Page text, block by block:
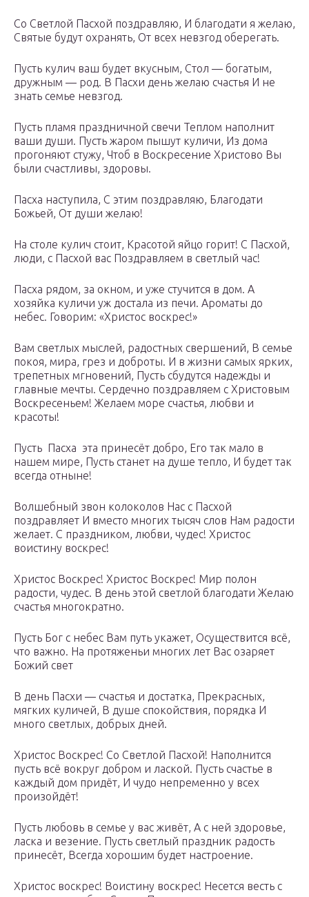
Со Светлой Пасхой поздравляю, И благодати я желаю,
Святые будут охранять, От всех невзгод оберегать.
Пусть кулич ваш будет вкусным, Стол — богатым,
дружным — род. В Пасхи день желаю счастья И не
знать семье невзгод.
Пусть пламя праздничной свечи Теплом наполнит
ваши души. Пусть жаром пышут куличи, Из дома
прогоняют стужу, Чтоб в Воскресение Христово Вы
были счастливы, здоровы.
Пасха наступила, С этим поздравляю, Благодати
Божьей, От души желаю!
На столе кулич стоит, Красотой яйцо горит! С Пасхой,
люди, с Пасхой вас Поздравляем в светлый час!
Пасха рядом, за окном, и уже стучится в дом. А
хозяйка куличи уж достала из печи. Ароматы до
небес. Говорим: «Христос воскрес!»
Вам светлых мыслей, радостных свершений, В семье
покоя, мира, грез и доброты. И в жизни самых ярких,
трепетных мгновений, Пусть сбудутся надежды и
главные мечты. Сердечно поздравляем с Христовым
Воскресеньем! Желаем море счастья, любви и
красоты!
Пусть Пасха эта принесёт добро, Его так мало в
нашем мире, Пусть станет на душе тепло, И будет так
всегда отныне!
Волшебный звон колоколов Нас с Пасхой
поздравляет И вместо многих тысяч слов Нам радости
желает. С праздником, любви, чудес! Христос
воистину воскрес!
Христос Воскрес! Христос Воскрес! Мир полон
радости, чудес. В день этой светлой благодати Желаю
счастья многократно.
Пусть Бог с небес Вам путь укажет, Осуществится всё,
что важно. На протяженьи многих лет Вас озаряет
Божий свет
В день Пасхи — счастья и достатка, Прекрасных,
мягких куличей, В душе спокойствия, порядка И
много светлых, добрых дней.
Христос Воскрес! Со Светлой Пасхой! Наполнится
пусть всё вокруг добром и лаской. Пусть счастье в
каждый дом придёт, И чудо непременно у всех
произойдёт!
Пусть любовь в семье у вас живёт, А с ней здоровье,
ласка и везение. Пусть светлый праздник радость
принесёт, Всегда хорошим будет настроение.
Христос воскрес! Воистину воскрес! Несется весть с